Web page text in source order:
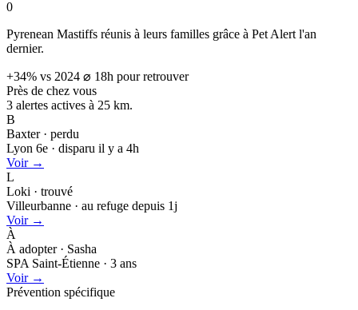
0
Pyrenean Mastiffs réunis à leurs familles grâce à Pet Alert l'an
dernier.
+34% vs 2024 ⌀ 18h pour retrouver
Près de chez vous
3 alertes actives à 25 km.
B
Baxter · perdu
Lyon 6e · disparu il y a 4h
Voir →
L
Loki · trouvé
Villeurbanne · au refuge depuis 1j
Voir →
À
À adopter · Sasha
SPA Saint-Étienne · 3 ans
Voir →
Prévention spécifique